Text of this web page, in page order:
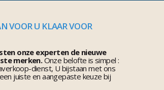
VOOR U KLAAR VOOR
onze experten de nieuwe
merken.Onze belofte is simpel :
dienst, U bijstaan met ons
juiste en aangepaste keuze bij